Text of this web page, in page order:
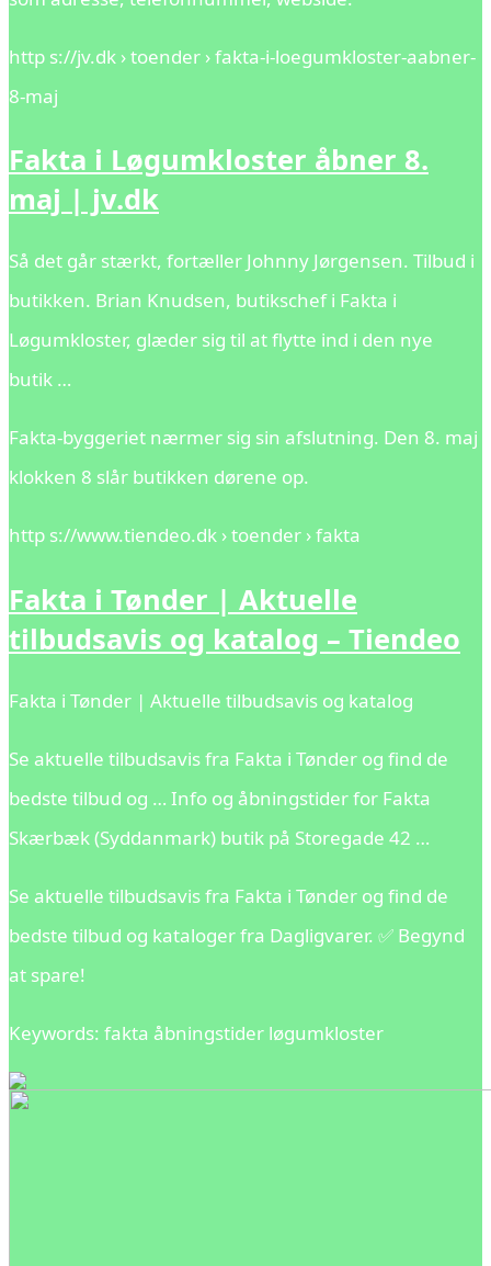
http s://jv.dk › toender › fakta-i-loegumkloster-aabner-
8-maj
Fakta i Løgumkloster åbner 8.
maj | jv.dk
Så det går stærkt, fortæller Johnny Jørgensen. Tilbud i
butikken. Brian Knudsen, butikschef i Fakta i
Løgumkloster, glæder sig til at flytte ind i den nye
butik …
Fakta-byggeriet nærmer sig sin afslutning. Den 8. maj
klokken 8 slår butikken dørene op.
http s://www.tiendeo.dk › toender › fakta
Fakta i Tønder | Aktuelle
tilbudsavis og katalog – Tiendeo
Fakta i Tønder | Aktuelle tilbudsavis og katalog
Se aktuelle tilbudsavis fra Fakta i Tønder og find de
bedste tilbud og … Info og åbningstider for Fakta
Skærbæk (Syddanmark) butik på Storegade 42 …
Se aktuelle tilbudsavis fra Fakta i Tønder og find de
bedste tilbud og kataloger fra Dagligvarer. ✅ Begynd
at spare!
Keywords: fakta åbningstider løgumkloster